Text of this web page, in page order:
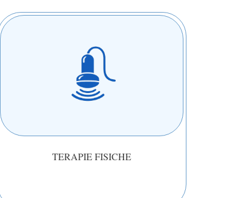
TERAPIE FISICHE